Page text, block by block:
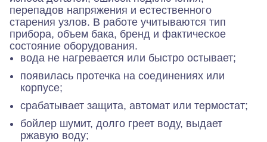
перепадов напряжения и естественного
старения узлов. В работе учитываются тип
прибора, объем бака, бренд и фактическое
состояние оборудования.
вода не нагревается или быстро остывает;
появилась протечка на соединениях или
корпусе;
срабатывает защита, автомат или термостат;
бойлер шумит, долго греет воду, выдает
ржавую воду;